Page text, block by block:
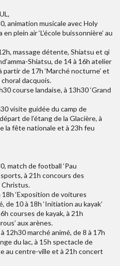
animation musicale avec Holy
plein air ‘L’école buissonnière’ au
massage détente, Shiatsu et qi
Shiatsu, de 14 à 16h atelier
de 17h ‘Marché nocturne’ et
dacquois.
course landaise, à 13h30 ‘Grand
visite guidée du camp de
de l’étang de la Glacière, à
la fête nationale et à 23h feu
match de football ‘Pau
à 21h concours des
Christus.
‘Exposition de voitures
de 10 à 18h ‘Initiation au kayak’
courses de kayak, à 21h
aux arènes.
12h30 marché animé, de 8 à 17h
du lac, à 15h spectacle de
au centre-ville et à 21h concert